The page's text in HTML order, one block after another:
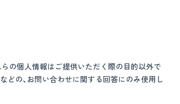
らの個人情報はご提供いただく際の目的以外で
どの、お問い合わせに関する回答にのみ使用し
©ヨシダ住建株式会社